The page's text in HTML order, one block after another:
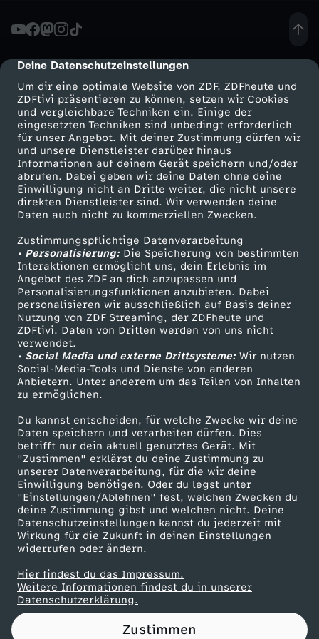
cmp-dialog-description
Deine Datenschutzeinstellungen
Um dir eine optimale Website von ZDF, ZDFheute und
ZDFtivi präsentieren zu können, setzen wir Cookies
und vergleichbare Techniken ein. Einige der
eingesetzten Techniken sind unbedingt erforderlich
für unser Angebot. Mit deiner Zustimmung dürfen wir
und unsere Dienstleister darüber hinaus
Informationen auf deinem Gerät speichern und/oder
abrufen. Dabei geben wir deine Daten ohne deine
Einwilligung nicht an Dritte weiter, die nicht unsere
direkten Dienstleister sind. Wir verwenden deine
Daten auch nicht zu kommerziellen Zwecken.
Zustimmungspflichtige Datenverarbeitung
• Personalisierung:Die Speicherung von bestimmten
Interaktionen ermöglicht uns, dein Erlebnis im
Angebot des ZDF an dich anzupassen und
Personalisierungsfunktionen anzubieten. Dabei
personalisieren wir ausschließlich auf Basis deiner
Nutzung von ZDF Streaming, der ZDFheute und
ZDFtivi. Daten von Dritten werden von uns nicht
verwendet.
• Social Media und externe Drittsysteme:Wir nutzen
Social-Media-Tools und Dienste von anderen
Anbietern. Unter anderem um das Teilen von Inhalten
zu ermöglichen.
Du kannst entscheiden, für welche Zwecke wir deine
Daten speichern und verarbeiten dürfen. Dies
betrifft nur dein aktuell genutztes Gerät. Mit
"Zustimmen" erklärst du deine Zustimmung zu
unserer Datenverarbeitung, für die wir deine
Einwilligung benötigen. Oder du legst unter
"Einstellungen/Ablehnen" fest, welchen Zwecken du
deine Zustimmung gibst und welchen nicht. Deine
Datenschutzeinstellungen kannst du jederzeit mit
Wirkung für die Zukunft in deinen Einstellungen
widerrufen oder ändern.
Hier findest du das Impressum.
Weitere Informationen findest du in unserer
Datenschutzerklärung.
Zustimmen
e
R
e
g
i
e
r
u
n
g
i
n
B
r
a
n
d
e
Mehr ZDF
ZDF-Apps
Smart TV
ZDFtext
Livestreams
Sendungen A-Z
TV-Programm
Service
ZDFmitreden
Kontakt zum ZDF
Tickets
Zuschauerservice
Hilfe
ZDF Unternehmen
Karriere
ZDF goes Schule
Werbefernsehen
Mainzelmännchen
Partner